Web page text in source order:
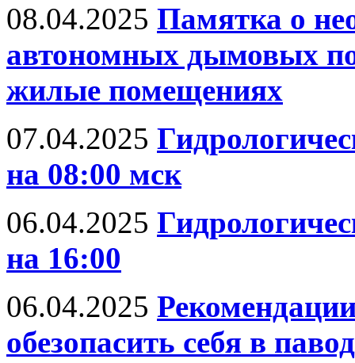
08.04.2025 Памятка о
автономных дымовых
жилые помещениях
07.04.2025
на 08:00 мск
06.04.2025
на 16:00
06.04.2025
обезопасить себя в